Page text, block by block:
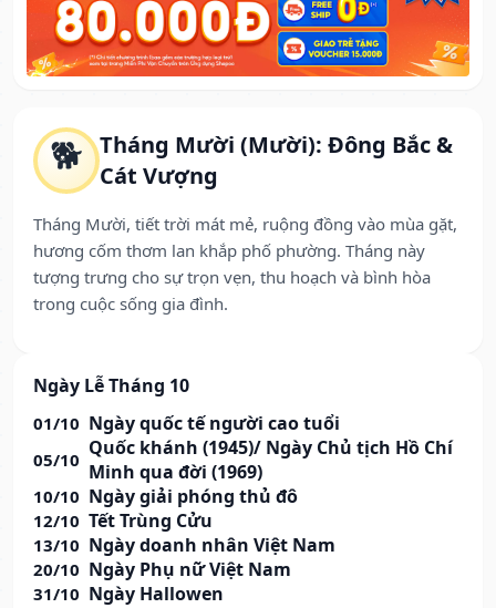
🐕 Tháng Mười (Mười): Đông Bắc &
Cát Vượng
Tháng Mười, tiết trời mát mẻ, ruộng đồng vào mùa gặt,
hương cốm thơm lan khắp phố phường. Tháng này
tượng trưng cho sự trọn vẹn, thu hoạch và bình hòa
trong cuộc sống gia đình.
Ngày Lễ Tháng 10
01/10 Ngày quốc tế người cao tuổi
05/10 Quốc khánh (1945)/ Ngày Chủ tịch Hồ Chí
Minh qua đời (1969)
10/10 Ngày giải phóng thủ đô
12/10 Tết Trùng Cửu
13/10 Ngày doanh nhân Việt Nam
20/10 Ngày Phụ nữ Việt Nam
31/10 Ngày Hallowen